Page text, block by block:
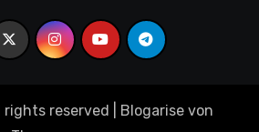
reserved Blogarise von